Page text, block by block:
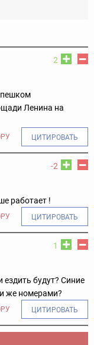
2
пешком
Ленина на
ЦИТИРОВАТЬ
-2
работает !
ЦИТИРОВАТЬ
1
будут? Синие
же номерами?
ЦИТИРОВАТЬ